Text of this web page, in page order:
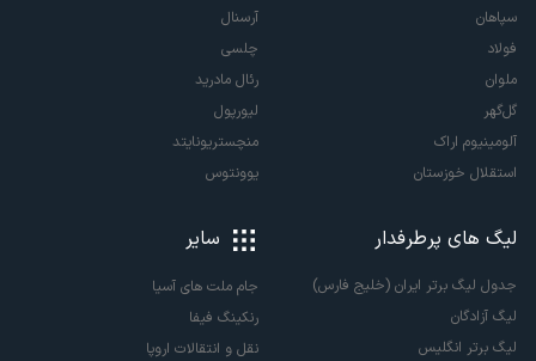
سپاهان
فولاد
ملوان
گل‌گهر
آلومینیوم اراک
استقلال خوزستان
آرسنال
چلسی
رئال مادرید
لیورپول
منچستریونایتد
یوونتوس
لیگ های پرطرفدار
جدول لیگ برتر ایران (خلیج فارس)
لیگ آزادگان
لیگ برتر انگلیس
سایر
جام ملت های آسیا
رنکینگ فیفا
نقل و انتقالات اروپا